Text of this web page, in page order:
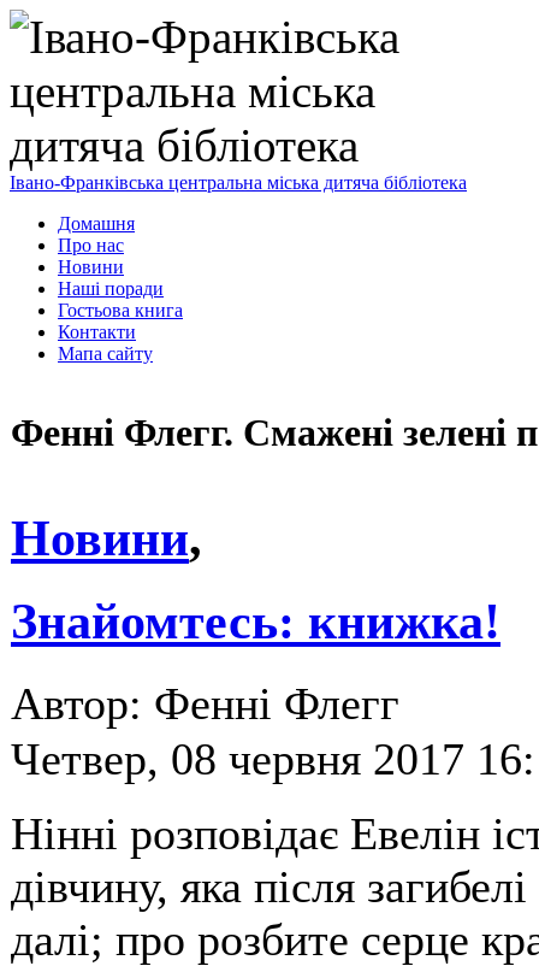
Івано-Франківська центральна міська дитяча бібліотека
Домашня
Про нас
Новини
Наші поради
Гостьова книга
Контакти
Мапа сайту
Фенні Флегг. Смажені зелені
Новини,
Знайомтесь: книжка!
Автор: Фенні Флегг
Четвер, 08 червня 2017
Нінні розповідає Евелін
дівчину, яка після
далі; про розбите серце